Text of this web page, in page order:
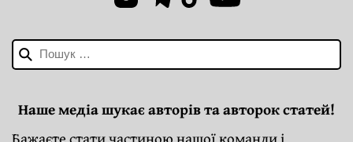
Пошук:
Наше медіа шукає авторів та авторок статей!